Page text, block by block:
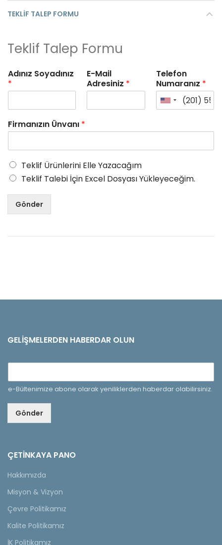
TEKLIF TALEP FORMU
Teklif Talep Formu
Adınız Soyadınız
*
E-Mail
Adresiniz *
Telefon
Numaranız *
Firmanızın Ünvanı *
Teklif Ürünlerini Elle Yazacağım
Teklif Talebi İçin Excel Dosyası Yükleyeceğim.
Gönder
GELIŞMELERDEN HABERDAR OLUN
e-Bültenimize abone olarak yeniliklerden haberdar olabilirsiniz.
Gönder
ÇETINKAYA PANO
Hakkımızda
Misyon & Vizyon
Çevre Politikamız
Kalite Politikamız
İK Politikamız